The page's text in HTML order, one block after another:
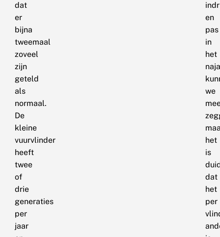
dat
er
bijna
tweemaal
zoveel
zijn
geteld
als
normaal.
De
kleine
vuurvlinder
heeft
twee
of
drie
generaties
per
jaar
en
pas
in
het
we
het
is
dat
het
per